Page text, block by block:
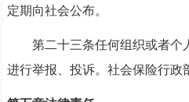
定期向社会公布。
第二十三条任何组织或者个
进行举报、投诉。社会保险行政